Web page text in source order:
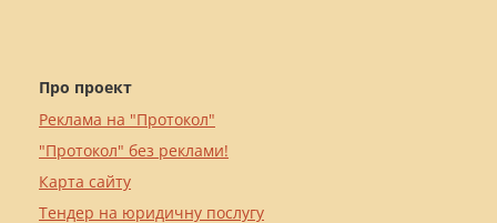
Про проект
Реклама на "Протокол"
"Протокол" без реклами!
Карта сайту
Тендер на юридичну послугу